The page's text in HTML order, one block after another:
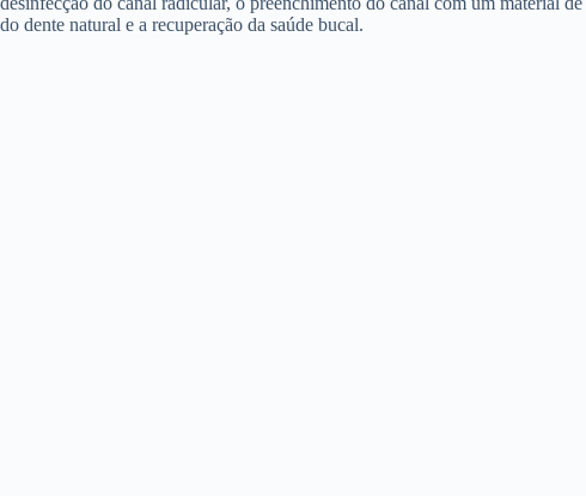
do dente natural e a recuperação da saúde bucal.